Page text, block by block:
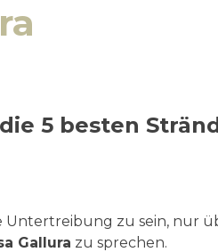
5 besten
Untertreibung zu sein, nur
Gallura zu sprechen.